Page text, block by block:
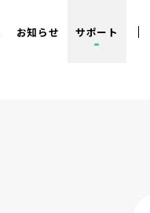
お知らせ サポート